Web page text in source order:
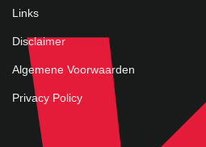
Links
Disclaimer
Algemene Voorwaarden
Privacy Policy